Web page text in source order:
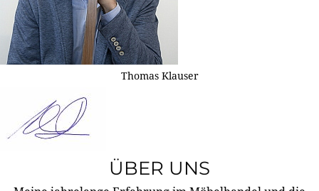
Thomas Klauser
ÜBER UNS